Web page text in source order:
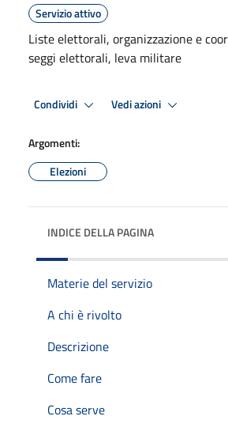
Servizio attivo
Liste elettorali, organizzazione e
seggi elettorali, leva militare
Condividi Vedi azioni
Argomenti:
Elezioni
INDICE DELLA PAGINA
Materie del servizio
A chi è rivolto
Descrizione
Come fare
Cosa serve